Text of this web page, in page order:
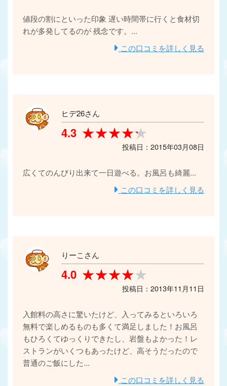
値段の割にといった印象 遅い時間帯に行くと食材切
れが多発してるのが 残念です。...
この口コミを詳しく見る
ヒデ26さん
4.3 ★★★★★
★★★★★
投稿日：2015年03月08日
広くてのんびり出来て一日遊べる。お風呂も綺麗...
この口コミを詳しく見る
りーこさん
4.0 ★★★★★
★★★★★
投稿日：2013年11月11日
入館料の高さに驚いたけど、入ってみるといろいろ
無料で楽しめるものも多くて満足しました！お風呂
もひろくてゆっくりできたし、岩盤もよかった！レ
ストランがいくつもあったけど、高そうだったので
普通のご飯にした...
この口コミを詳しく見る